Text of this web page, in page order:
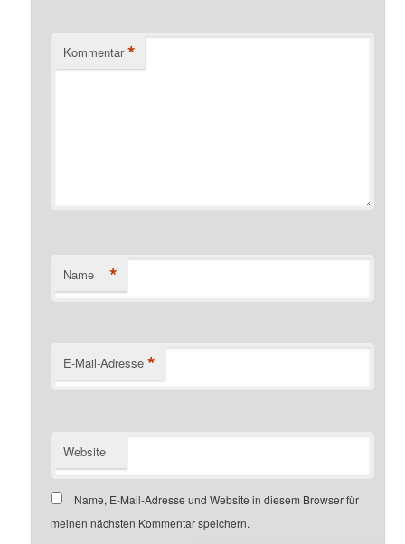
Kommentar *
Name *
E-Mail-Adresse *
Website
Name, E-Mail-Adresse und Website in diesem Browser für
meinen nächsten Kommentar speichern.